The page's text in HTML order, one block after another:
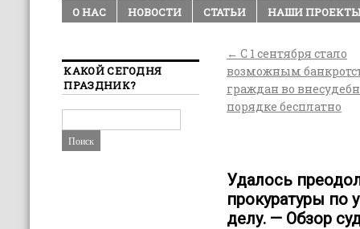
О НАС НОВОСТИ СТАТЬИ НАШИ
← С 1 сентября стало
возможным
граждан во
порядке бесплатно
Удалось
прокуратуры по
делу. — Обзор
КАКОЙ СЕГОДНЯ
ПРАЗДНИК?